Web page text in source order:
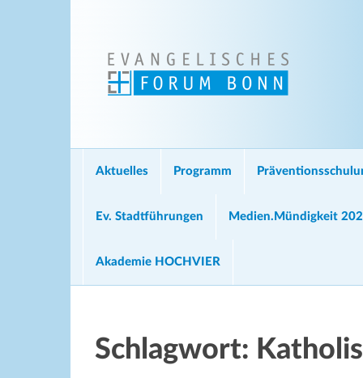
Aktuelles Programm
Ev. Stadtführungen Medien.Mündigkeit
Akademie HOCHVIER
Schlagwort: